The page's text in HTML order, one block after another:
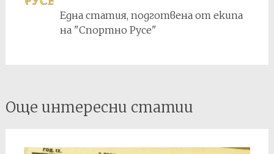
Една статия, подготвена от екипа
на "Спортно Русе"
Post
navigation
Още интересни статии